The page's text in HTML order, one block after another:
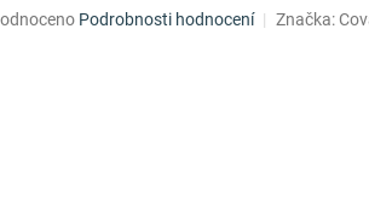
Podrobnosti hodnocení Značka: